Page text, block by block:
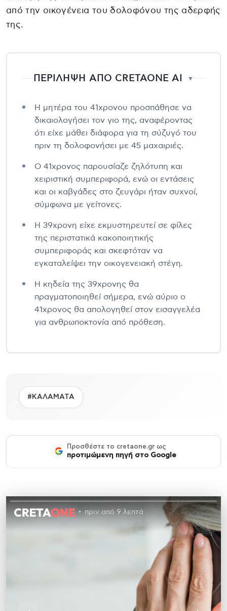
από την οικογένεια του δολοφόνου της αδερφής
της.
ΠΕΡΙΛΗΨΗ ΑΠΟ CRETAONE AI ▼
Η μητέρα του 41χρονου προσπάθησε να
δικαιολογήσει τον γιο της, αναφέροντας
ότι είχε μάθει διάφορα για τη σύζυγό του
πριν τη δολοφονήσει με 45 μαχαιριές.
Ο 41χρονος παρουσίαζε ζηλότυπη και
χειριστική συμπεριφορά, ενώ οι εντάσεις
και οι καβγάδες στο ζευγάρι ήταν συχνοί,
σύμφωνα με γείτονες.
Η 39χρονη είχε εκμυστηρευτεί σε φίλες
της περιστατικά κακοποιητικής
συμπεριφοράς και σκεφτόταν να
εγκαταλείψει την οικογενειακή στέγη.
Η κηδεία της 39χρονης θα
πραγματοποιηθεί σήμερα, ενώ αύριο ο
41χρονος θα απολογηθεί στον εισαγγελέα
για ανθρωποκτονία από πρόθεση.
#ΚΑΛΑΜΑΤΑ
Προσθέστε το cretaone.gr ως
προτιμώμενη πηγή στο Google
πριν από 9 λεπτά